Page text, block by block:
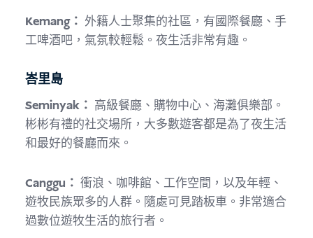
Kemang： 外籍人士聚集的社區，有國際餐廳、手
工啤酒吧，氣氛較輕鬆。夜生活非常有趣。
峇里島
Seminyak： 高級餐廳、購物中心、海灘俱樂部。
彬彬有禮的社交場所，大多數遊客都是為了夜生活
和最好的餐廳而來。
Canggu： 衝浪、咖啡館、工作空間，以及年輕、
遊牧民族眾多的人群。隨處可見踏板車。非常適合
過數位遊牧生活的旅行者。